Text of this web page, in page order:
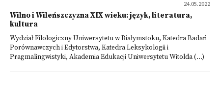
24.05.2022
Wilno i Wileńszczyzna XIX wieku: język, literatura,
kultura
Wydział Filologiczny Uniwersytetu w Białymstoku, Katedra Badań
Porównawczych i Edytorstwa, Katedra Leksykologii i
Pragmalingwistyki, Akademia Edukacji Uniwersytetu Witolda (...)